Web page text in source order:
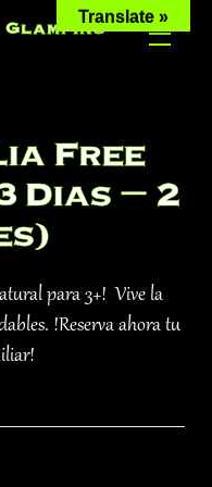
Free
Dias – 2
para 3+! ️ Vive la
!Reserva ahora tu
Translate »